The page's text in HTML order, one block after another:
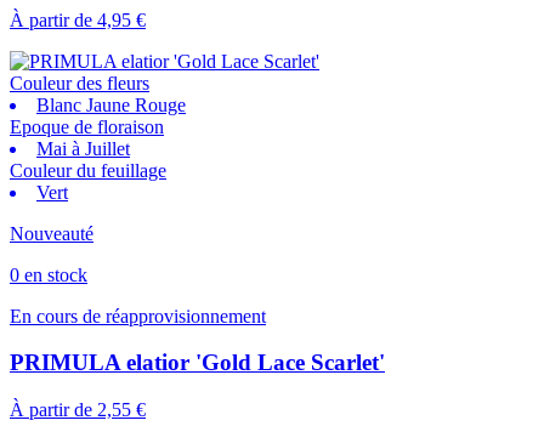
À partir de 4,95 €
Couleur des fleurs
Blanc Jaune Rouge
Epoque de floraison
Mai à Juillet
Couleur du feuillage
Vert
Nouveauté
0 en stock
En cours de réapprovisionnement
PRIMULA elatior 'Gold Lace Scarlet'
À partir de 2,55 €